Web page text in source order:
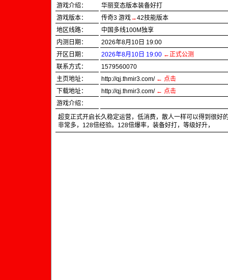
游戏介绍：
华丽变态版本装备好打
游戏版本：
传奇3 游戏→42技能版本
地区线路：
中国多线100M独享
内测日期：
2026年8月10日 19:00
开区日期：
2026年8月10日 19:00 ←正式公测
联系方式：
1579560070
主页地址：
http://qj.thmir3.com/ ← 点击
下载地址：
http://qj.thmir3.com/ ← 点击
游戏介绍：
超变正式开启长久稳定运营，低消费，散人一样可以得到很好
非常多，128倍经验。128倍爆率，装备好打，等级好升，